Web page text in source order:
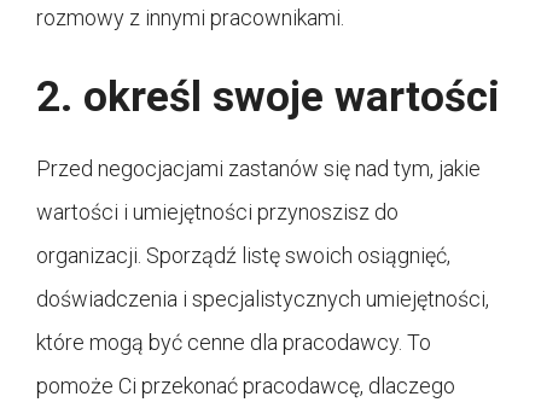
rozmowy z innymi pracownikami.
2. określ swoje wartości
Przed negocjacjami zastanów się nad tym, jakie
wartości i umiejętności przynoszisz do
organizacji. Sporządź listę swoich osiągnięć,
doświadczenia i specjalistycznych umiejętności,
które mogą być cenne dla pracodawcy. To
pomoże Ci przekonać pracodawcę, dlaczego